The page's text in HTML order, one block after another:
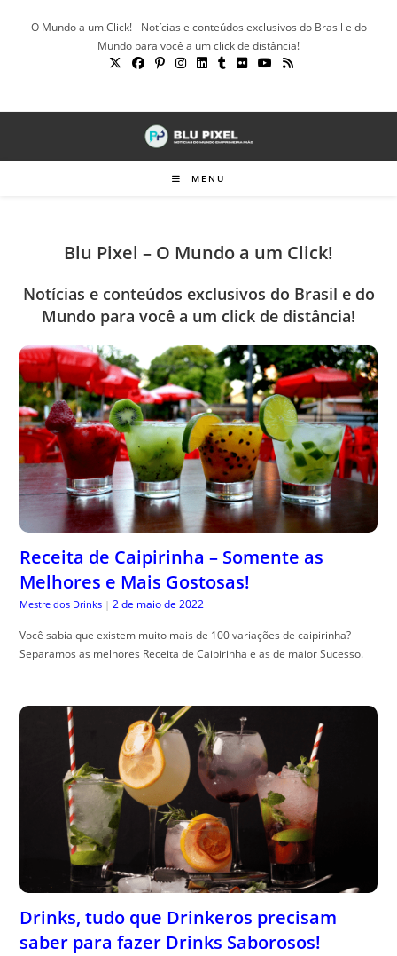
O Mundo a um Click! - Notícias e conteúdos exclusivos do Brasil e do
Mundo para você a um click de distância!
MENU
Blu Pixel – O Mundo a um Click!
Notícias e conteúdos exclusivos do Brasil e do
Mundo para você a um click de distância!
Receita de Caipirinha – Somente as
Melhores e Mais Gostosas!
Mestre dos Drinks | 2 de maio de 2022
Você sabia que existem muito mais de 100 variações de caipirinha?
Separamos as melhores Receita de Caipirinha e as de maior Sucesso.
Drinks, tudo que Drinkeros precisam
saber para fazer Drinks Saborosos!